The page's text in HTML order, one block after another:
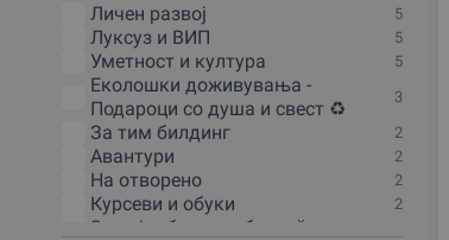
Личен развој 5
Луксуз и ВИП 5
Уметност и култура 5
Еколошки доживувања -
Подароци со душа и свест ♻️
3
За тим билдинг 2
Авантури 2
На отворено 2
Курсеви и обуки 2
За наjдобрата забава 🎉